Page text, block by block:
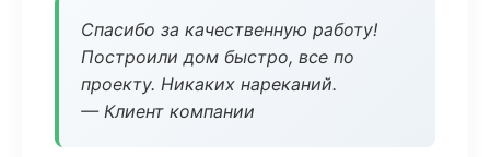
Спасибо за качественную работу!
Построили дом быстро, все по
проекту. Никаких нареканий.
— Клиент компании